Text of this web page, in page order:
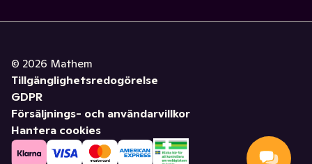
© 2026 Mathem
Tillgänglighetsredogörelse
GDPR
Försäljnings- och användarvillkor
Hantera cookies